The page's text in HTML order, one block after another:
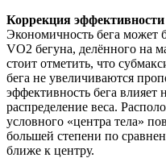
Коррекция эффективности
Экономичность бега может
VO2 бегуна, делённого на
стоит отметить, что
бега не увеличиваются
эффективность бега влияет
распределение веса.
условного «центра тела»
большей степени по
ближе к центру.